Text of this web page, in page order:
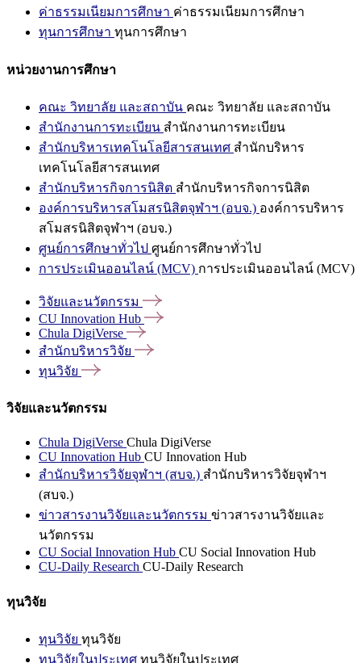
ค่าธรรมเนียมการศึกษา ค่าธรรมเนียมการศึกษา
ทุนการศึกษา ทุนการศึกษา
หน่วยงานการศึกษา
คณะ วิทยาลัย และสถาบัน คณะ วิทยาลัย และสถาบัน
สำนักงานการทะเบียน สำนักงานการทะเบียน
สำนักบริหารเทคโนโลยีสารสนเทศ สำนักบริหาร
เทคโนโลยีสารสนเทศ
สำนักบริหารกิจการนิสิต สำนักบริหารกิจการนิสิต
องค์การบริหารสโมสรนิสิตจุฬาฯ (อบจ.) องค์การบริหาร
สโมสรนิสิตจุฬาฯ (อบจ.)
ศูนย์การศึกษาทั่วไป ศูนย์การศึกษาทั่วไป
การประเมินออนไลน์ (MCV) การประเมินออนไลน์ (MCV)
วิจัยและนวัตกรรม
CU Innovation Hub
Chula DigiVerse
สำนักบริหารวิจัย
ทุนวิจัย
วิจัยและนวัตกรรม
Chula DigiVerse Chula DigiVerse
CU Innovation Hub CU Innovation Hub
สำนักบริหารวิจัยจุฬาฯ (สบจ.) สำนักบริหารวิจัยจุฬาฯ
(สบจ.)
ข่าวสารงานวิจัยและนวัตกรรม ข่าวสารงานวิจัยและ
นวัตกรรม
CU Social Innovation Hub CU Social Innovation Hub
CU-Daily Research CU-Daily Research
ทุนวิจัย
ทุนวิจัย ทุนวิจัย
ทุนวิจัยในประเทศ ทุนวิจัยในประเทศ